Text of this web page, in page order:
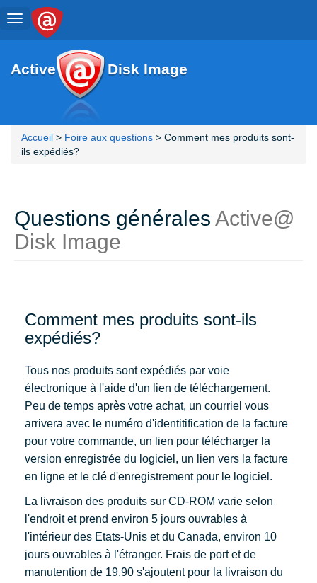
Toggle
navigation
Active Disk Image
Accueil > Foire aux questions > Comment mes produits sont-
ils expédiés?
Questions générales Active@
Disk Image
Comment mes produits sont-ils
expédiés?
Tous nos produits sont expédiés par voie
électronique à l'aide d'un lien de téléchargement.
Peu de temps après votre achat, un courriel vous
arrivera avec le numéro d'identitification de la facture
pour votre commande, un lien pour télécharger la
version enregistrée du logiciel, un lien vers la facture
en ligne et le clé d'enregistrement pour le logiciel.
La livraison des produits sur CD-ROM varie selon
l'endroit et prend environ 5 jours ouvrables à
l'intérieur des Etats-Unis et du Canada, environ 10
jours ouvrables à l'étranger. Frais de port et de
manutention de 19,90 s'ajoutent pour la livraison du